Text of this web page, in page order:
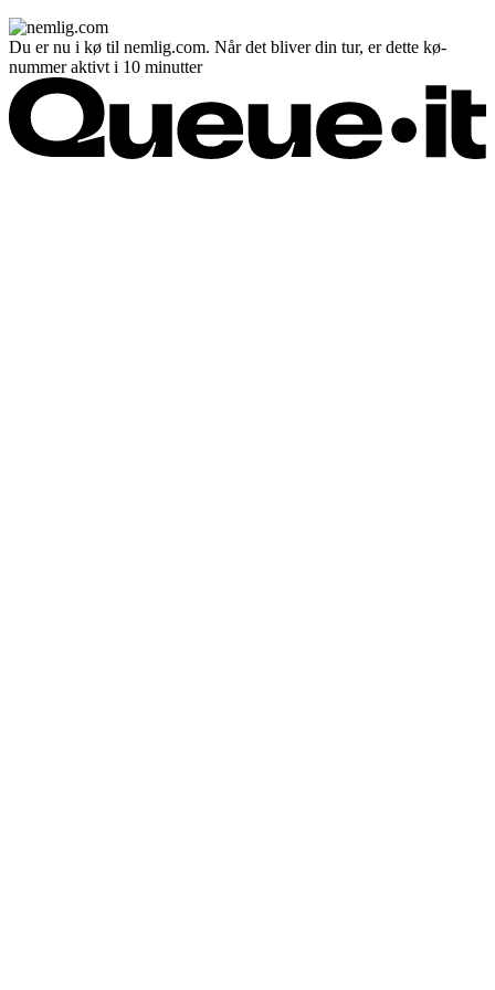
Du er nu i kø til nemlig.com. Når det bliver din tur, er dette kø-
nummer aktivt i 10 minutter